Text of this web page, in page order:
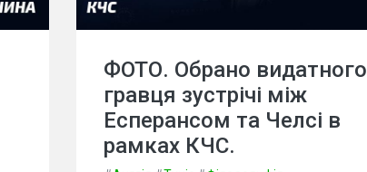
ФОТО. Обрано видатного
гравця зустрічі між
Есперансом та Челсі в
рамках КЧС.